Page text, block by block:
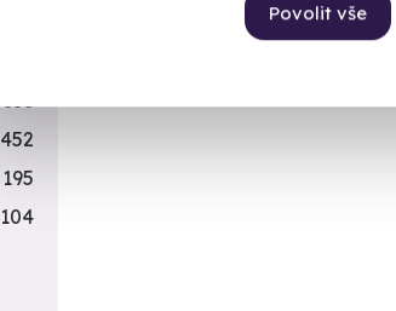
Povolit vše
353
452
195
104